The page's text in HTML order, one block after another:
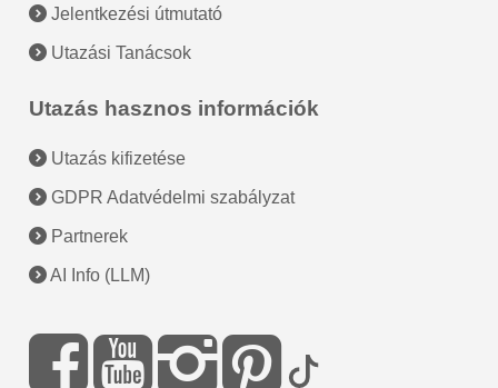
Jelentkezési útmutató
Utazási Tanácsok
Utazás hasznos információk
Utazás kifizetése
GDPR Adatvédelmi szabályzat
Partnerek
AI Info (LLM)